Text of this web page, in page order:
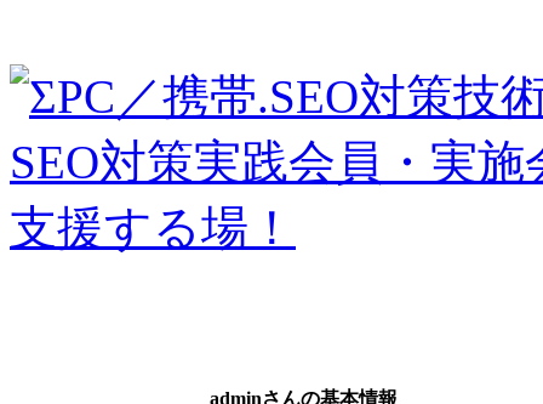
adminさんの基本情報